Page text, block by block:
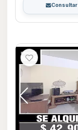
Consultar